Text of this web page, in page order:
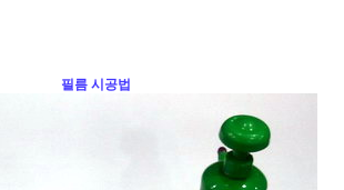
필름 시공법